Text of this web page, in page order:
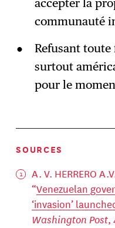
communauté
Refusant toute
surtout
pour le
SOURCES
A. V. HERRERO
“Venezuelan
‘invasion’
Washington Post,